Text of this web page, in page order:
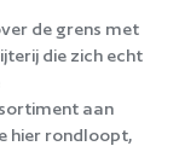
de grens met
die zich echt
aan
hier rondloopt,